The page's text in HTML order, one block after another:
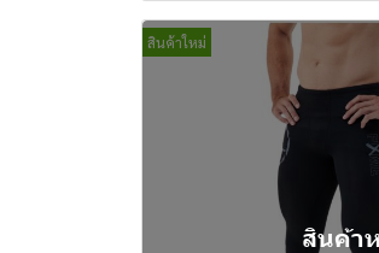
สินค้าใหม่
สินค้า